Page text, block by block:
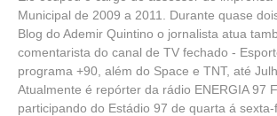
Municipal de 2009 a 2011. Durante quase
Blog do Ademir Quintino o jornalista atua
comentarista do canal de TV fechado -
programa +90, além do Space e TNT, até
Atualmente é repórter da rádio ENERGIA 97
participando do Estádio 97 de quarta á